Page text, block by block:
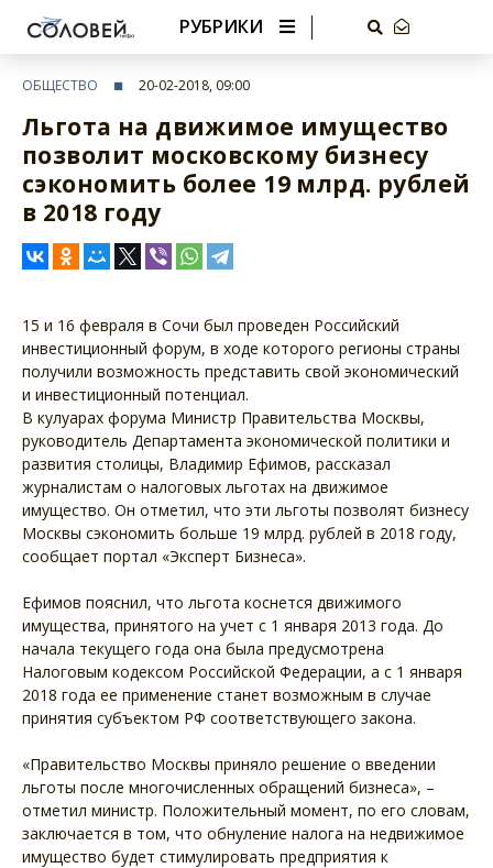
РУБРИКИ
ОБЩЕСТВО 20-02-2018, 09:00
Льгота на движимое имущество
позволит московскому бизнесу
сэкономить более 19 млрд. рублей
в 2018 году
15 и 16 февраля в Сочи был проведен Российский
инвестиционный форум, в ходе которого регионы страны
получили возможность представить свой экономический
и инвестиционный потенциал.
В кулуарах форума Министр Правительства Москвы,
руководитель Департамента экономической политики и
развития столицы, Владимир Ефимов, рассказал
журналистам о налоговых льготах на движимое
имущество. Он отметил, что эти льготы позволят бизнесу
Москвы сэкономить больше 19 млрд. рублей в 2018 году,
сообщает портал «Эксперт Бизнеса».
Ефимов пояснил, что льгота коснется движимого
имущества, принятого на учет с 1 января 2013 года. До
начала текущего года она была предусмотрена
Налоговым кодексом Российской Федерации, а с 1 января
2018 года ее применение станет возможным в случае
принятия субъектом РФ соответствующего закона.
«Правительство Москвы приняло решение о введении
льготы после многочисленных обращений бизнеса», –
отметил министр. Положительный момент, по его словам,
заключается в том, что обнуление налога на недвижимое
имущество будет стимулировать предприятия к